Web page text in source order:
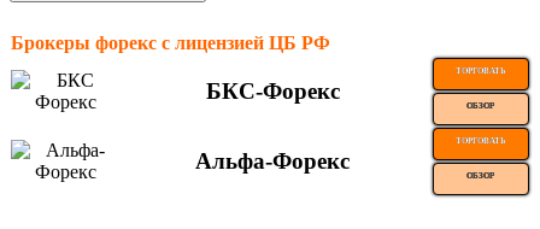
Брокеры форекс с лицензией ЦБ РФ
БКС-Форекс
ТОРГОВАТЬ
ОБЗОР
Альфа-Форекс
ТОРГОВАТЬ
ОБЗОР